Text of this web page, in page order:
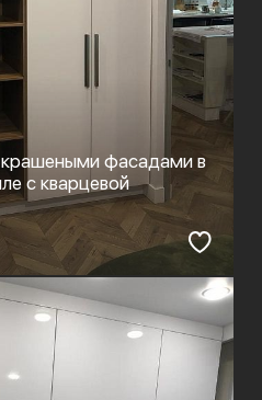
крашеными фасадами в
с кварцевой